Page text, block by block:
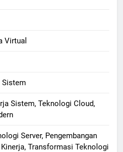
Virtual
Sistem
Sistem, Teknologi Cloud,
Server, Pengembangan
Transformasi Teknologi